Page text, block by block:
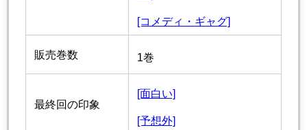
[コメディ・ギャグ]
販売巻数 1巻
最終回の印象
[面白い]
[予想外]